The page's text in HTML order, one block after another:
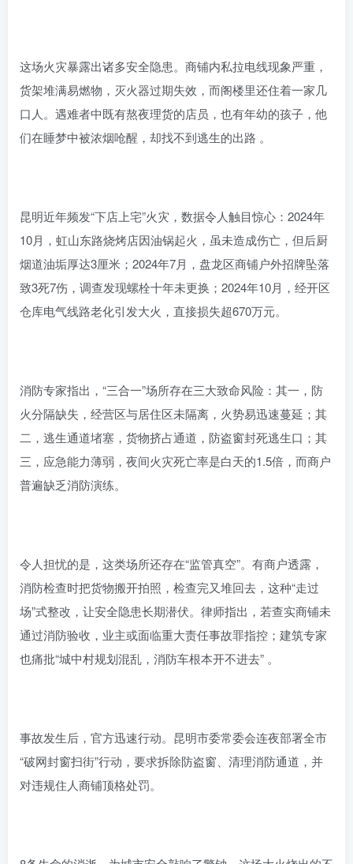
这场火灾暴露出诸多安全隐患。商铺内私拉电线现象严重，
货架堆满易燃物，灭火器过期失效，而阁楼里还住着一家几
口人。遇难者中既有熬夜理货的店员，也有年幼的孩子，他
们在睡梦中被浓烟呛醒，却找不到逃生的出路 。
昆明近年频发“下店上宅”火灾，数据令人触目惊心：2024年
10月，虹山东路烧烤店因油锅起火，虽未造成伤亡，但后厨
烟道油垢厚达3厘米；2024年7月，盘龙区商铺户外招牌坠落
致3死7伤，调查发现螺栓十年未更换；2024年10月，经开区
仓库电气线路老化引发大火，直接损失超670万元。
消防专家指出，“三合一”场所存在三大致命风险：其一，防
火分隔缺失，经营区与居住区未隔离，火势易迅速蔓延；其
二，逃生通道堵塞，货物挤占通道，防盗窗封死逃生口；其
三，应急能力薄弱，夜间火灾死亡率是白天的1.5倍，而商户
普遍缺乏消防演练。
令人担忧的是，这类场所还存在“监管真空”。有商户透露，
消防检查时把货物搬开拍照，检查完又堆回去，这种“走过
场”式整改，让安全隐患长期潜伏。律师指出，若查实商铺未
通过消防验收，业主或面临重大责任事故罪指控；建筑专家
也痛批“城中村规划混乱，消防车根本开不进去” 。
事故发生后，官方迅速行动。昆明市委常委会连夜部署全市
“破网封窗扫街”行动，要求拆除防盗窗、清理消防通道，并
对违规住人商铺顶格处罚。